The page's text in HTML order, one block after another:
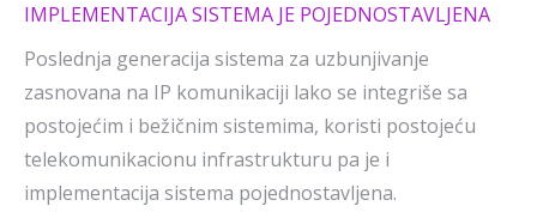
IMPLEMENTACIJA SISTEMA JE POJEDNOSTAVLJENA
Poslednja generacija sistema za uzbunjivanje
zasnovana na IP komunikaciji lako se integriše sa
postojećim i bežičnim sistemima, koristi postojeću
telekomunikacionu infrastrukturu pa je i
implementacija sistema pojednostavljena.